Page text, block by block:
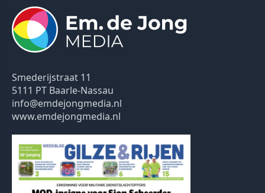
Smederijstraat 11
5111 PT Baarle-Nassau
info@emdejongmedia.nl
www.emdejongmedia.nl